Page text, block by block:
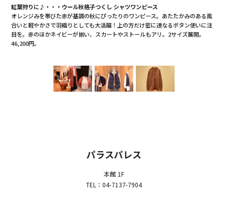
紅葉狩りに♪・・・ウール秋格子つくし シャツワンピース
オレンジみを帯びた赤が基調の秋にぴったりのワンピース。あたたかみのある風
合いと軽やかさで羽織りとしても大活躍！上の方だけ密に連なるボタン使いに注
目を。赤のほかネイビーが揃い、スカートやストールもアリ。2サイズ展開。
46,200円。
パラスパレス
本館 1F
TEL：04-7137-7904